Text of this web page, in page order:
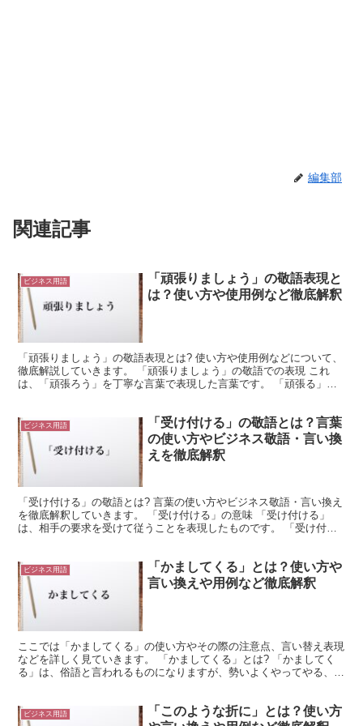
編集部
関連記事
ビジネス用語
「頑張りましょう」の敬語表現と
は？使い方や使用例など徹底解釈
「頑張りましょう」の敬語表現とは? 使い方や使用例などについて、
徹底解説していきます。 「頑張りましょう」の敬語での表現 これ
は、「頑張ろう」を丁寧な言葉で表現した言葉です。 「頑張る」
ビジネス用語
「受け付ける」の敬語とは？言葉
の使い方やビジネス敬語・言い換
えを徹底解釈
「受け付ける」の敬語とは? 言葉の使い方やビジネス敬語・言い換え
を徹底解釈していきます。 「受け付ける」の意味 「受け付ける」
は、相手の要求を受けて従うことを表現したものです。 「受け付け
ビジネス用語
「かましてくる」とは？使い方や
言い換えや用例など徹底解釈
ここでは「かましてくる」の使い方やその際の注意点、言い替え表現
などを詳しく見ていきます。 「かましてくる」とは? 「かましてく
る」は、俗語と言われるものになりますが、勢いよくやってやる、何
ビジネス用語
「このような折に」とは？使い方